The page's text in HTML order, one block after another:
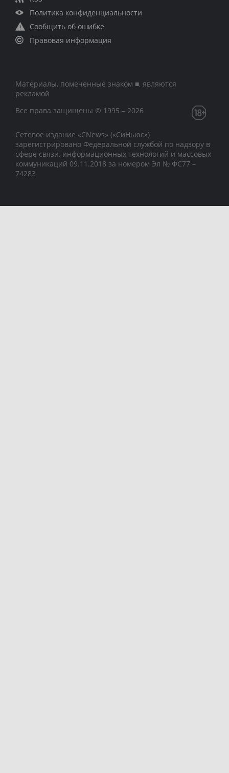
Политика конфиденциальности
Сообщить об ошибке
Правовая информация
Материалы, помеченные знаком ■, являются
рекламой
Все права защищены © 1995 – 2026
Сетевое издание «CNews» («СиНьюс»)
зарегистрировано Федеральной службой по надзору в
сфере связи, информационных технологий и массовых
коммуникаций 09.11.2018 за номером Эл № ФС77 –
74283